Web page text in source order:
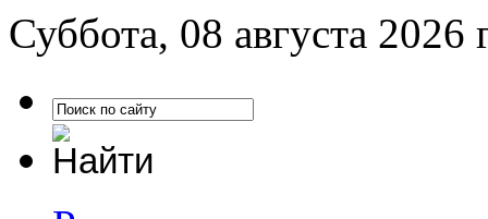
Суббота, 08 августа 2026